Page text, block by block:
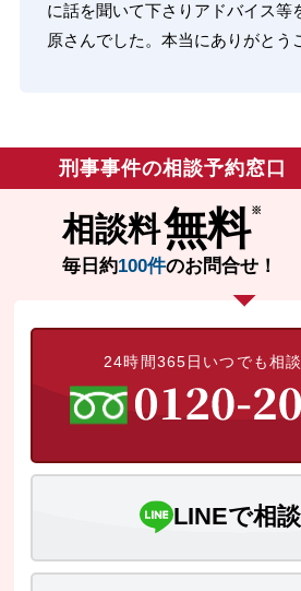
に話を聞いて下さりアドバイス等
原さんでした。本当にありがとう
刑事事件の相談予約窓口
相談料無料
毎日約100件のお問合せ！
24時間365日いつでも相
LINEで相